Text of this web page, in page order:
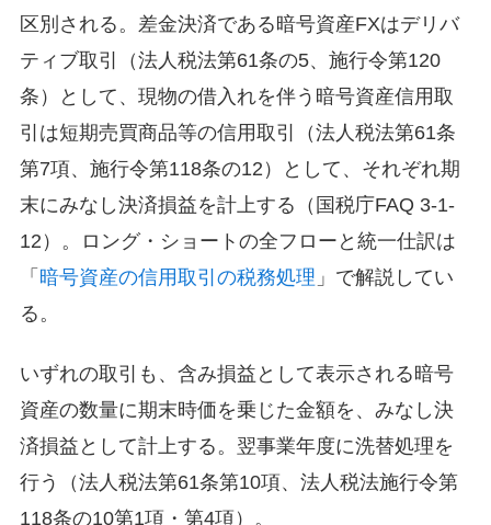
区別される。差金決済である暗号資産FXはデリバ
ティブ取引（法人税法第61条の5、施行令第120
条）として、現物の借入れを伴う暗号資産信用取
引は短期売買商品等の信用取引（法人税法第61条
第7項、施行令第118条の12）として、それぞれ期
末にみなし決済損益を計上する（国税庁FAQ 3-1-
12）。ロング・ショートの全フローと統一仕訳は
「 暗号資産の信用取引の税務処理 」で解説してい
る。
いずれの取引も、含み損益として表示される暗号
資産の数量に期末時価を乗じた金額を、みなし決
済損益として計上する。翌事業年度に洗替処理を
行う（法人税法第61条第10項、法人税法施行令第
118条の10第1項・第4項）。